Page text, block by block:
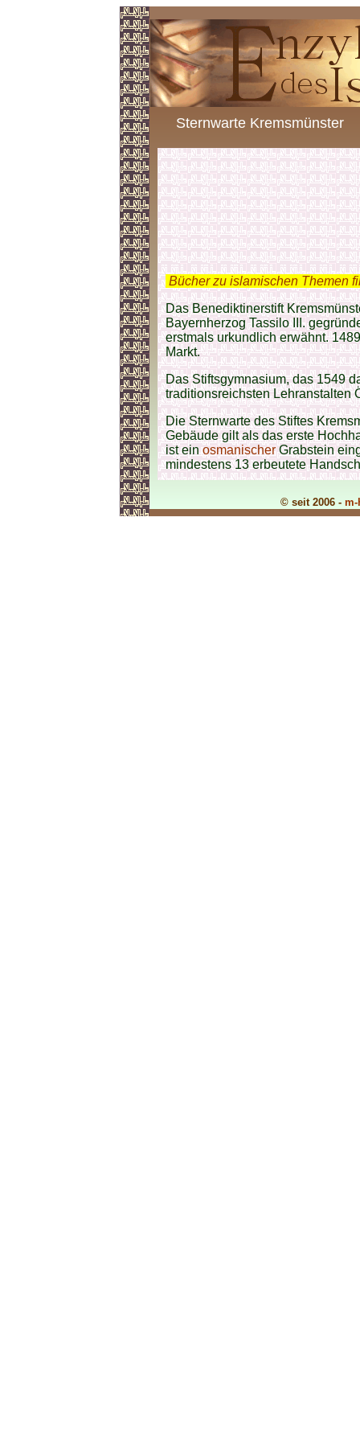
Sternwarte Kremsmünster
Bücher zu islamischen Themen
Das Benediktinerstift
Bayernherzog Tassilo III.
erstmals urkundlich erwähnt.
Markt.
Das Stiftsgymnasium, das 1549
traditionsreichsten Lehranstalten
Die Sternwarte des Stiftes
Gebäude gilt als das erste
ist einosmanischerGrabstein
mindestens 13 erbeutete
© seit 2006 - m-